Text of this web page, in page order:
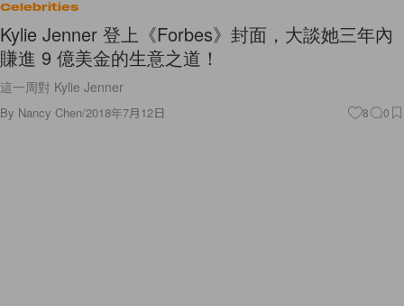
Celebrities
Kylie Jenner 登上《Forbes》封面，大談她三年內
賺進 9 億美金的生意之道！
這一周對 Kylie Jenner
By Nancy Chen/2018年7月12日 8 0